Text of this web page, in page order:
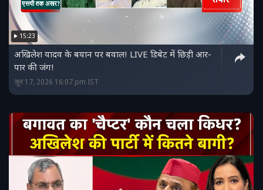
15:23
अखिलेश यादव के बयान पर बवाल! LIVE डिबेट में छिड़ी आर-
पार की जंग!
जून 17, 2026 16:07 pm IST